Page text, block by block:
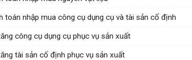
toán nhập mua công cụ dụng cụ và tài sản cố định
công cụ dụng cụ phục vụ sản xuất
tài sản cố định phục vụ sản xuất